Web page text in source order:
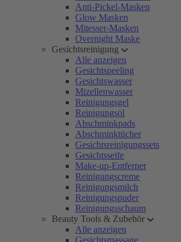
Anti-Pickel-Masken
Glow Masken
Mitesser-Masken
Overnight Maske
Gesichtsreinigung
Alle anzeigen
Gesichtspeeling
Gesichtswasser
Mizellenwasser
Reinigungsgel
Reinigungsöl
Abschminkpads
Abschminktücher
Gesichtsreinigungssets
Gesichtsseife
Make-up-Entferner
Reinigungscreme
Reinigungsmilch
Reinigungspuder
Reinigungsschaum
Beauty Tools & Zubehör
Alle anzeigen
Gesichtsmassage